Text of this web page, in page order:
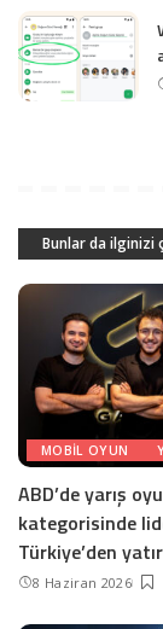
Bunlar da ilginizi
MOBIL OYUN
ABD’de yarış
kategorisinde
Türkiye’den
8 Haziran 2026